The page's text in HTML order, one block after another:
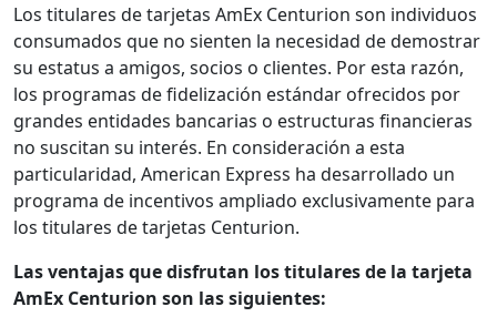
Los titulares de tarjetas AmEx Centurion son individuos
consumados que no sienten la necesidad de demostrar
su estatus a amigos, socios o clientes. Por esta razón,
los programas de fidelización estándar ofrecidos por
grandes entidades bancarias o estructuras financieras
no suscitan su interés. En consideración a esta
particularidad, American Express ha desarrollado un
programa de incentivos ampliado exclusivamente para
los titulares de tarjetas Centurion.
Las ventajas que disfrutan los titulares de la tarjeta
AmEx Centurion son las siguientes: